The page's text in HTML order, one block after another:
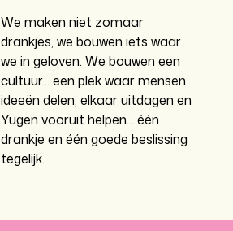
We maken niet zomaar
drankjes, we bouwen iets waar
we in geloven. We bouwen een
cultuur... een plek waar mensen
ideeën delen, elkaar uitdagen en
Yugen vooruit helpen... één
drankje en één goede beslissing
tegelijk.